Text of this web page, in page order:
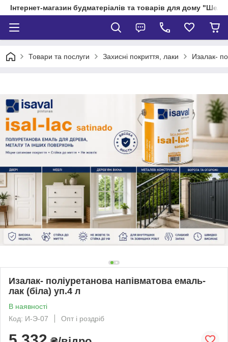
Інтернет-магазин будматеріалів та товарів для дому
Товари та послуги Захисні покриття, лаки Изалак-
Изалак- поліуретанова напівматова емаль-
лак (біла) уп.4 л
В наявності
Код: И-Э-07
Опт і роздріб